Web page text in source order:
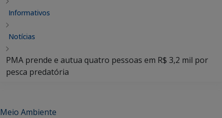
Informativos
Notícias
PMA prende e autua quatro pessoas em R$ 3,2 mil por
pesca predatória
Meio Ambiente